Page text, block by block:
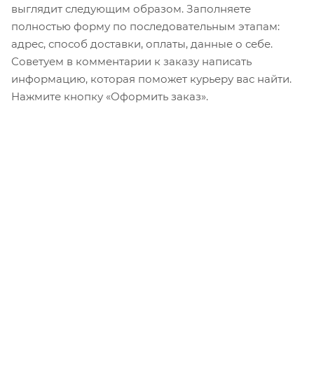
выглядит следующим образом. Заполняете
полностью форму по последовательным этапам:
адрес, способ доставки, оплаты, данные о себе.
Советуем в комментарии к заказу написать
информацию, которая поможет курьеру вас найти.
Нажмите кнопку «Оформить заказ».